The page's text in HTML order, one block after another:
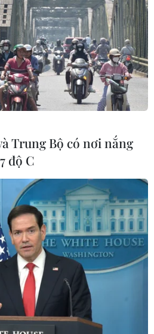
Trung Bộ có nơi nắng
độ C